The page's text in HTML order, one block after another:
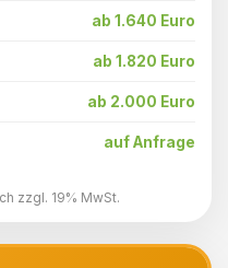
ab 1.640 Euro
ab 1.820 Euro
ab 2.000 Euro
auf Anfrage
zzgl. 19% MwSt.